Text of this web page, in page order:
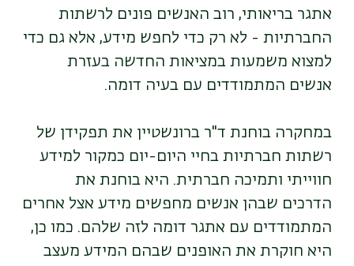
אתגר בריאותי, רוב האנשים פונים לרשתות
החברתיות - לא רק כדי לחפש מידע, אלא גם כדי
למצוא משמעות במציאות החדשה בעזרת
אנשים המתמודדים עם בעיה דומה.
במחקרה בוחנת ד"ר ברונשטיין את תפקידן של
רשתות חברתיות בחיי היום-יום כמקור למידע
חווייתי ותמיכה חברתית. היא בוחנת את
הדרכים שבהן אנשים מחפשים מידע אצל אחרים
המתמודדים עם אתגר דומה לזה שלהם. כמו כן,
היא חוקרת את האופנים שבהם המידע מעצב